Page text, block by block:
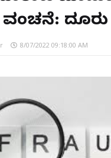
ದೂರು
8/07/2022 09:18:00 AM